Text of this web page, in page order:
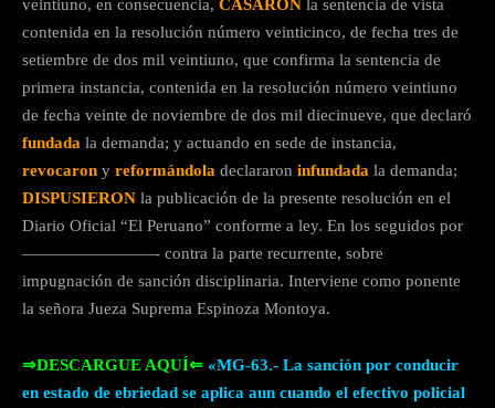
veintiuno, en consecuencia, CASARON la sentencia de vista
contenida en la resolución número veinticinco, de fecha tres de
setiembre de dos mil veintiuno, que confirma la sentencia de
primera instancia, contenida en la resolución número veintiuno
de fecha veinte de noviembre de dos mil diecinueve, que declaró
fundada la demanda; y actuando en sede de instancia,
revocaron y reformándola declararon infundada la demanda;
DISPUSIERON la publicación de la presente resolución en el
Diario Oficial “El Peruano” conforme a ley. En los seguidos por
————————- contra la parte recurrente, sobre
impugnación de sanción disciplinaria. Interviene como ponente
la señora Jueza Suprema Espinoza Montoya.
⇒DESCARGUE AQUÍ⇐ «MG-63.- La sanción por conducir
en estado de ebriedad se aplica aun cuando el efectivo policial